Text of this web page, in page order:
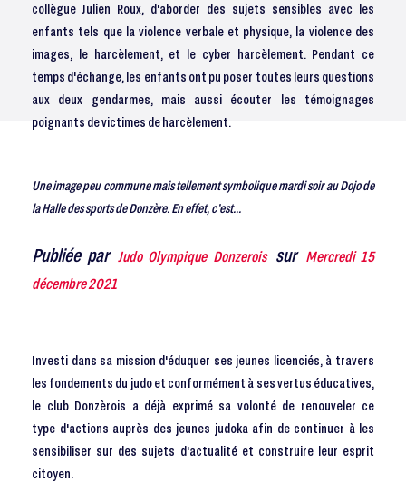
collègue Julien Roux, d'aborder des sujets sensibles avec les
enfants tels que la violence verbale et physique, la violence des
images, le harcèlement, et le cyber harcèlement. Pendant ce
temps d'échange, les enfants ont pu poser toutes leurs questions
aux deux gendarmes, mais aussi écouter les témoignages
poignants de victimes de harcèlement.
Une image peu commune mais tellement symbolique mardi soir au Dojo de
la Halle des sports de Donzère. En effet, c’est...
Publiée par Judo Olympique Donzerois sur Mercredi 15
décembre 2021
Investi dans sa mission d'éduquer ses jeunes licenciés, à travers
les fondements du judo et conformément à ses vertus éducatives,
le club Donzèrois a déjà exprimé sa volonté de renouveler ce
type d'actions auprès des jeunes judoka afin de continuer à les
sensibiliser sur des sujets d'actualité et construire leur esprit
citoyen.